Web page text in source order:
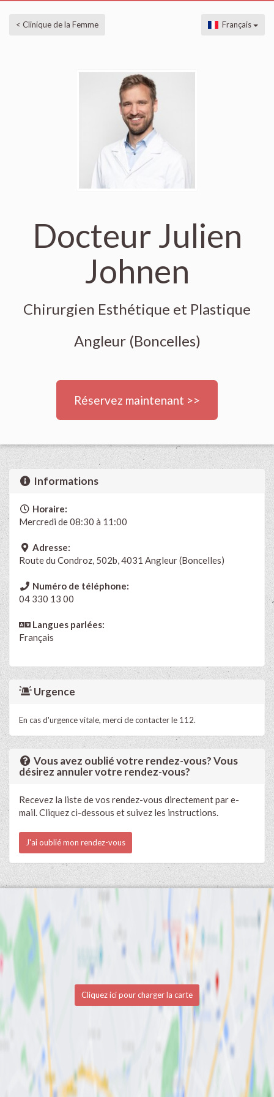
< Clinique de la Femme Français
Docteur Julien
Johnen
Chirurgien Esthétique et Plastique
Angleur (Boncelles)
Réservez maintenant >>
Informations
Horaire:
Mercredi de 08:30 à 11:00
Adresse:
Route du Condroz, 502b, 4031 Angleur (Boncelles)
Numéro de téléphone:
04 330 13 00
Langues parlées:
Français
Urgence
En cas d'urgence vitale, merci de contacter le 112.
Vous avez oublié votre rendez-vous? Vous
désirez annuler votre rendez-vous?
Recevez la liste de vos rendez-vous directement par e-
mail. Cliquez ci-dessous et suivez les instructions.
J'ai oublié mon rendez-vous
Cliquez ici pour charger la carte